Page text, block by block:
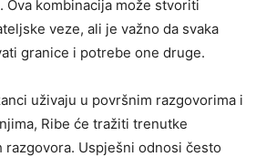
Ova kombinacija može stvoriti
veze, ali je važno da svaka
granice i potrebe one druge.
uživaju u površnim razgovorima i
Ribe će tražiti trenutke
Uspješni odnosi često